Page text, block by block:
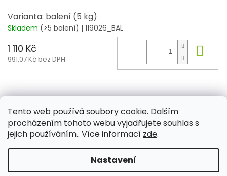
Tento web používá soubory cookie. Dalším
procházením tohoto webu vyjadřujete souhlas s
jejich používáním.. Více informací zde.
Nastavení
Varianta: balení (5 kg)
Skladem (>5 balení) | 119026_BAL
1 110 Kč
991,07 Kč bez DPH
Z
Aktuality Kamenné prodejny Kosmetika Provita
Vytvořil Shoptet